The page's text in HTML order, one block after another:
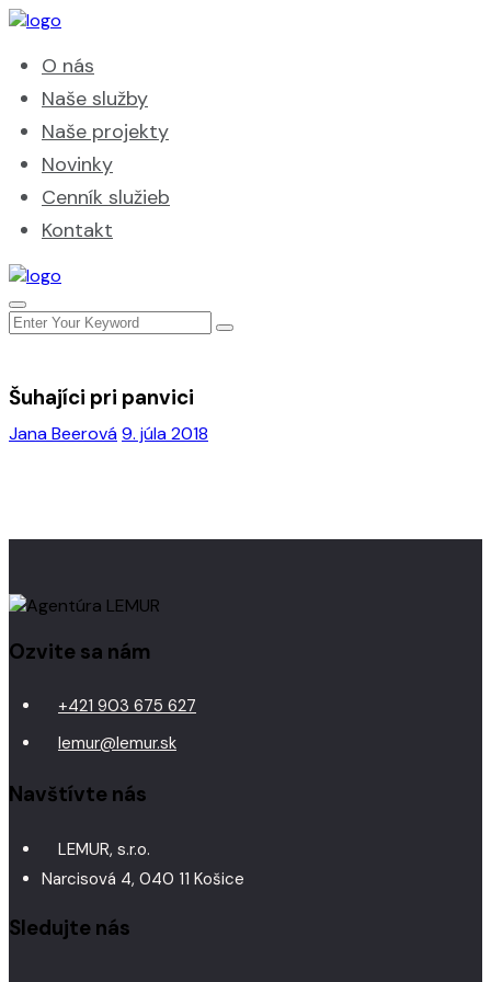
O nás
Naše služby
Naše projekty
Novinky
Cenník služieb
Kontakt
Jana Beerová9. júla 2018
Šuhajíci pri panvici
Ozvite sa nám
+421 903 675 627
lemur@lemur.sk
Navštívte nás
LEMUR, s.r.o.
Narcisová 4, 040 11 Košice
Sledujte nás